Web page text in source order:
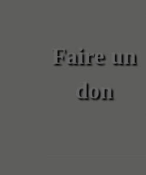
Faire un
don